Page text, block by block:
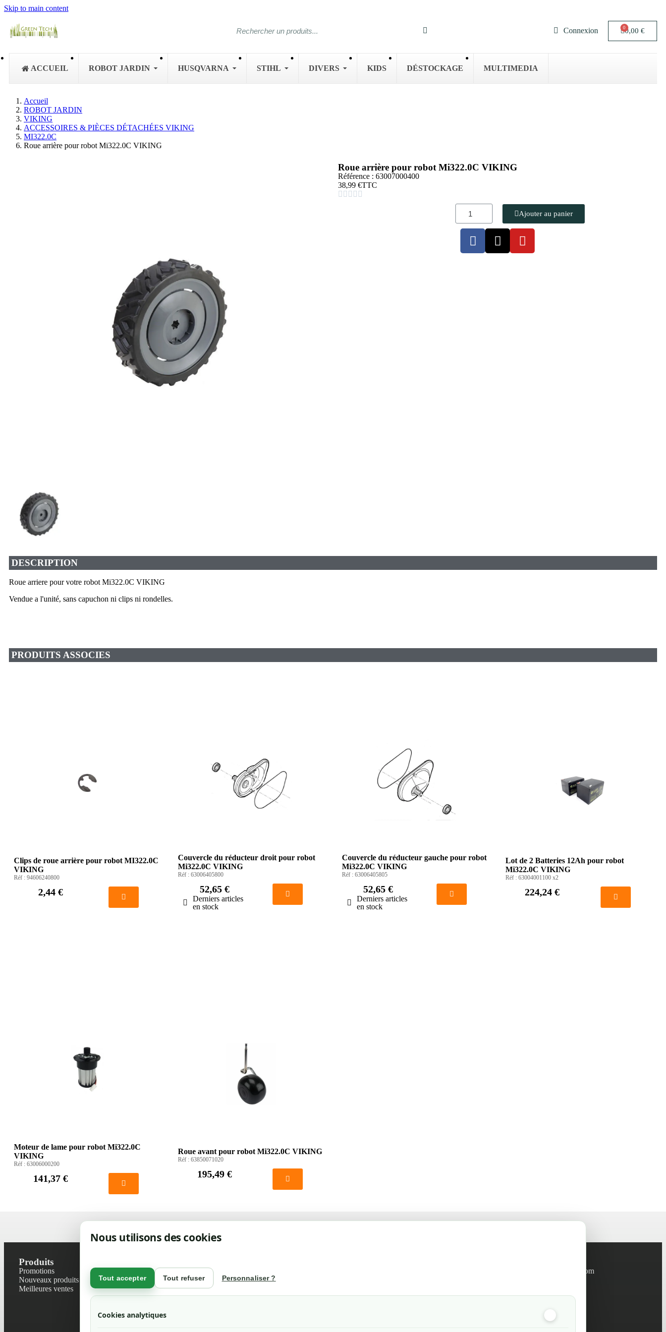
Nous utilisons des cookies
Tout accepter Tout refuser Personnaliser ?
Cookies analytiques
Skip to main content
Connexion 0,00 €
ACCUEIL ROBOT JARDIN HUSQVARNA STIHL DIVERS KIDS DÉSTOCKAGE MULTIMEDIA
Accueil
ROBOT JARDIN
VIKING
ACCESSOIRES & PIÈCES DÉTACHÉES VIKING
MI322.0C
Roue arrière pour robot Mi322.0C VIKING
Roue arrière pour robot Mi322.0C VIKING
Référence : 63007000400
38,99 €TTC
    
Ajouter au panier
DESCRIPTION
Roue arriere pour votre robot Mi322.0C VIKING
Vendue a l'unité, sans capuchon ni clips ni rondelles.
PRODUITS ASSOCIES
Clips de roue arrière pour robot MI322.0C
VIKING
Réf : 94606240800
2,44 €
Couvercle du réducteur droit pour robot
Mi322.0C VIKING
Réf : 63006405800
52,65 €
Derniers articles
en stock
Couvercle du réducteur gauche pour robot
Mi322.0C VIKING
Réf : 63006405805
52,65 €
Derniers articles
en stock
Lot de 2 Batteries 12Ah pour robot
Mi322.0C VIKING
Réf :63004001100 x2
224,24 €
Moteur de lame pour robot Mi322.0C
VIKING
Réf : 63006000200
141,37 €
Roue avant pour robot Mi322.0C VIKING
Réf : 63850071020
195,49 €
Produits
Promotions
Nouveaux produits
Meilleures ventes
Contactez-nous
Plan du site
Magasin
Mentions légales
info@green-tech-shop.com